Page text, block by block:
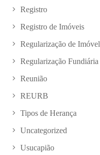
Registro
Registro de Imóveis
Regularização de Imóvel
Regularização Fundiária
Reunião
REURB
Tipos de Herança
Uncategorized
Usucapião